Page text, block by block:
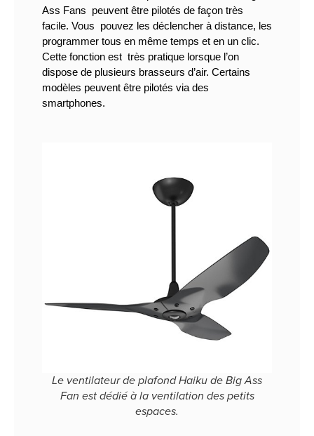
Ass Fans  peuvent être pilotés de façon très
facile. Vous  pouvez les déclencher à distance, les
programmer tous en même temps et en un clic.
Cette fonction est  très pratique lorsque l’on
dispose de plusieurs brasseurs d’air. Certains
modèles peuvent être pilotés via des
smartphones.
Le ventilateur de plafond Haiku de Big Ass
Fan est dédié à la ventilation des petits
espaces.